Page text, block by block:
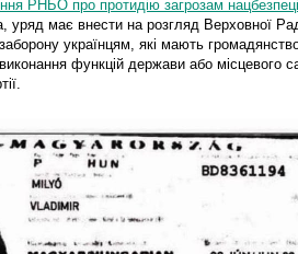
РНБО про протидію загрозам
уряд має внести на розгляд Верховної
українцям, які мають
функцій держави або місцевого